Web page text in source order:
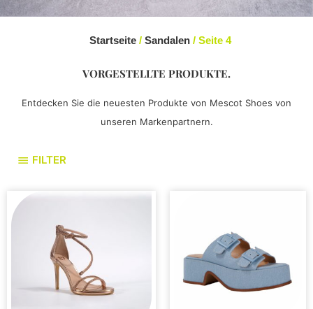
Startseite/ Sandalen/ Seite 4
VORGESTELLTE PRODUKTE.
Entdecken Sie die neuesten Produkte von Mescot Shoes von
unseren Markenpartnern.
FILTER